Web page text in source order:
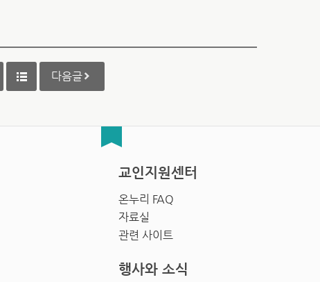
다음글
교인지원센터
온누리 FAQ
자료실
관련 사이트
행사와 소식